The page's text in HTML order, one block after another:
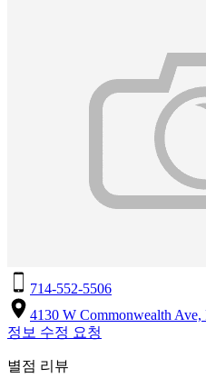
714-552-5506
4130 W Commonwealth
정보 수정 요청
별점 리뷰